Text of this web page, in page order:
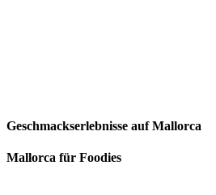
Geschmackserlebnisse auf Mallorca
Mallorca für Foodies